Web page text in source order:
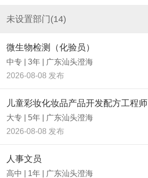
未设置部门(14)
微生物检测（化验员）
中专 | 3年 | 广东汕头澄海
2026-08-08 发布
儿童彩妆化妆品产品开发配方工程师
大专 | 5年 | 广东汕头澄海
2026-08-08 发布
人事文员
高中 | 1年 | 广东汕头澄海